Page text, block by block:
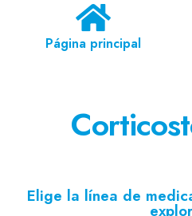
Página principal
Elige la línea de